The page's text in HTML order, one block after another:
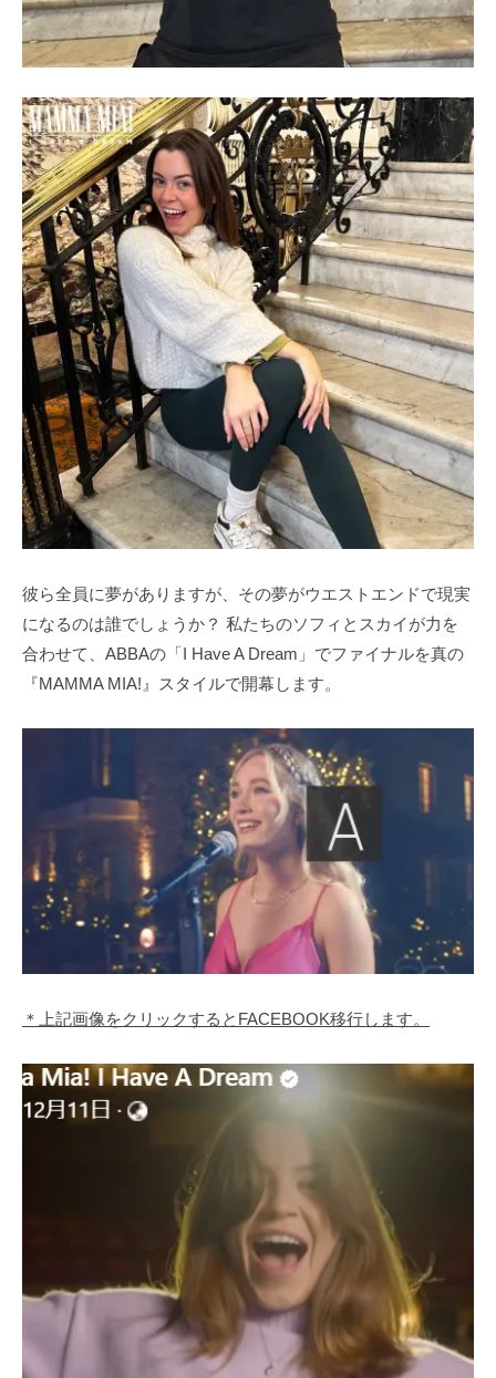
彼ら全員に夢がありますが、その夢がウエストエンドで現実
になるのは誰でしょうか？ 私たちのソフィとスカイが力を
合わせて、ABBAの「I Have A Dream」でファイナルを真の
『MAMMA MIA!』スタイルで開幕します。
＊上記画像をクリックするとFACEBOOK移行します。